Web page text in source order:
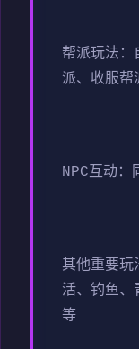
帮派玩法：
派、收服帮
NPC互动：
其他重要玩
活、钓鱼、
等